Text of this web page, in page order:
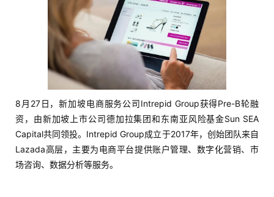
8月27日，新加坡电商服务公司Intrepid Group获得Pre-B轮融
资，由新加坡上市公司德加拉集团和东南亚风险基金Sun SEA
Capital共同领投。Intrepid Group成立于2017年，创始团队来自
Lazada高层，主要为电商平台提供账户管理、数字化营销、市
场咨询、数据分析等服务。